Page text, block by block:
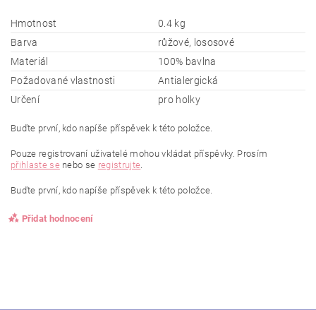
Hmotnost
0.4 kg
Barva
růžové, lososové
Materiál
100% bavlna
Požadované vlastnosti
Antialergická
Určení
pro holky
Buďte první, kdo napíše příspěvek k této položce.
Pouze registrovaní uživatelé mohou vkládat příspěvky. Prosím
přihlaste senebo se registrujte.
Buďte první, kdo napíše příspěvek k této položce.
Přidat hodnocení